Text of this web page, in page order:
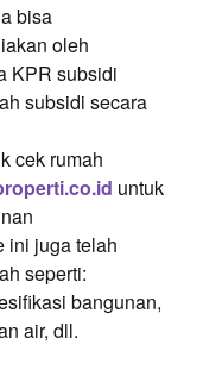
bisa
oleh
KPR subsidi
subsidi secara
cek rumah
untuk
ini juga telah
seperti:
bangunan,
air, dll.